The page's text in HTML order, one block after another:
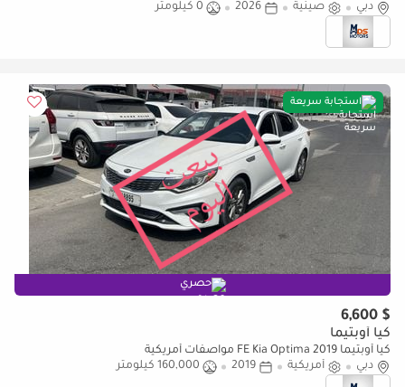
دبي
صينية 2026 0 كيلومتر
استجابة سريعة
حصري
$ 6,600
كيا أوبتيما
كيا أوبتيما FE Kia Optima 2019 مواصفات أمريكية
دبي
أمريكية 2019 160,000 كيلومتر